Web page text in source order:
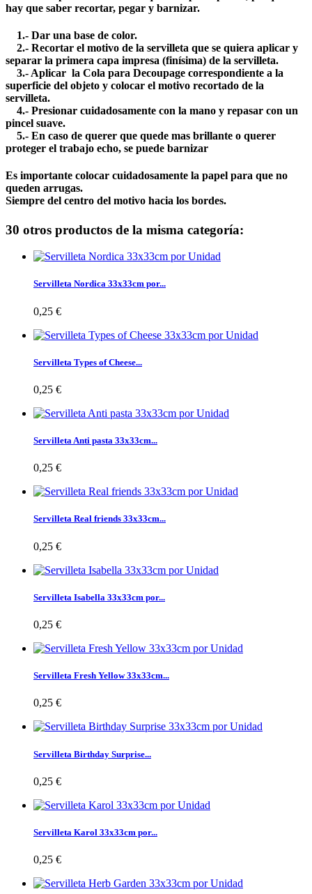
hay que saber recortar, pegar y barnizar.
1.- Dar una base de color.
2.- Recortar el motivo de la servilleta que se quiera aplicar y
separar la primera capa impresa (finísima) de la servilleta.
3.- Aplicar la Cola para Decoupage correspondiente a la
superficie del objeto y colocar el motivo recortado de la
servilleta.
4.- Presionar cuidadosamente con la mano y repasar con un
pincel suave.
5.- En caso de querer que quede mas brillante o querer
proteger el trabajo echo, se puede barnizar
Es importante colocar cuidadosamente la papel para que no
queden arrugas.
Siempre del centro del motivo hacia los bordes.
30 otros productos de la misma categoría:
Servilleta Nordica 33x33cm por...
0,25 €
Servilleta Types of Cheese...
0,25 €
Servilleta Anti pasta 33x33cm...
0,25 €
Servilleta Real friends 33x33cm...
0,25 €
Servilleta Isabella 33x33cm por...
0,25 €
Servilleta Fresh Yellow 33x33cm...
0,25 €
Servilleta Birthday Surprise...
0,25 €
Servilleta Karol 33x33cm por...
0,25 €